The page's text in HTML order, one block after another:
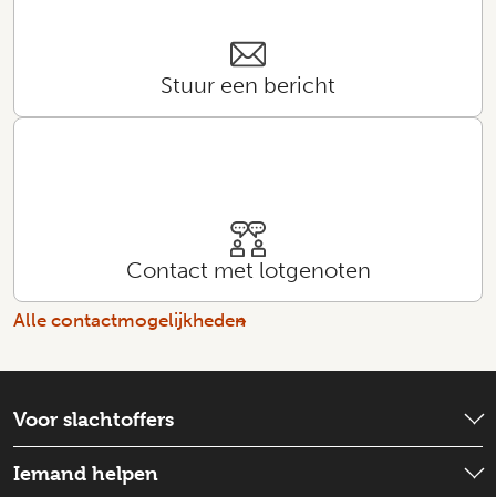
Stuur een bericht
Contact met lotgenoten
Alle contactmogelijkheden
Voor slachtoffers
Wat is er gebeurd?
Iemand helpen